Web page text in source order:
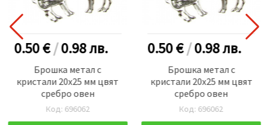
0.50 €/0.98лв.
Брошка метал с
кристали 20x25 мм цвят
сребро овен
Код: 696062
0.50 €/0.98лв.
Брошка метал с
кристали 20x25 мм цвят
сребро овен
Код: 696062